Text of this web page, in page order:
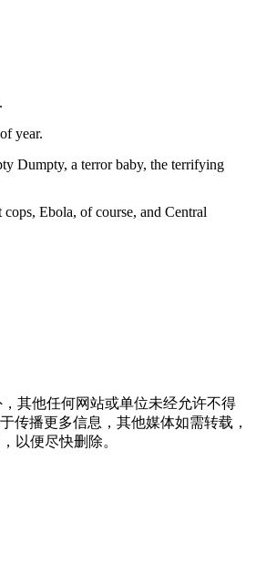
year.
Dumpty, a terror baby, the terrifying
Ebola, of course, and Central
其他任何网站或单位未经允许不得
传播更多信息，其他媒体如需转载，
以便尽快删除。